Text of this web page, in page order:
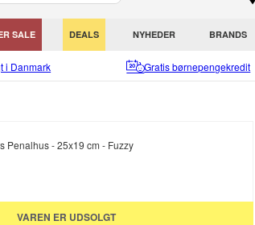
SALE DEALS NYHEDER BRANDS
i Danmark Gratis børnepengekredit
VAREN ER UDSOLGT